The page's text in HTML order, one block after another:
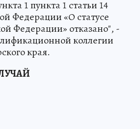
1 пункта 1 статьи 14
Федерации «О статусе
Федерации» отказано", -
коллегии
края.